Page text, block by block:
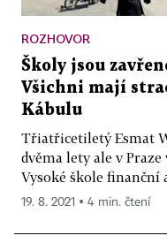
ROZHOVOR
Školy jsou
Všichni mají
Kábulu
Třiatřicetiletý Esmat
dvěma lety ale v
Vysoké škole finanční
19. 8. 2021 ▪ 4 min. čtení